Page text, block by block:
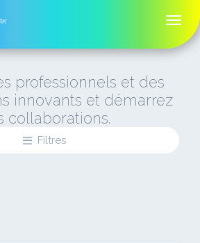
professionnels et des
innovants et démarrez
collaborations.
Filtres